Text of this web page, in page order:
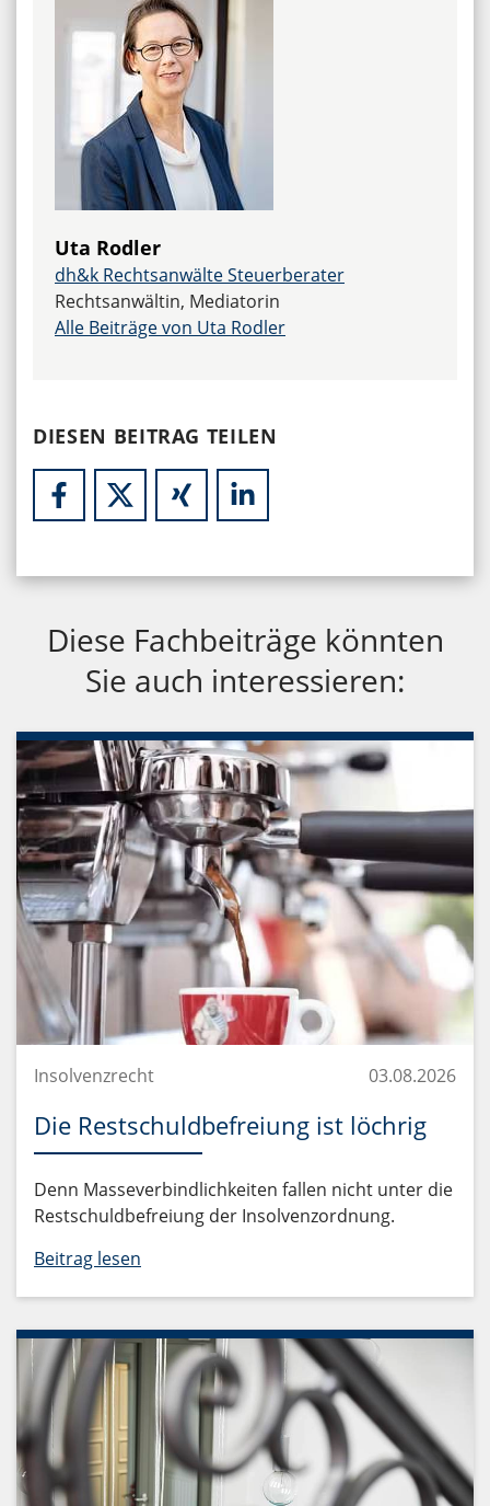
Uta Rodler
dh&k Rechtsanwälte Steuerberater
Rechtsanwältin, Mediatorin
Alle Beiträge von Uta Rodler
DIESEN BEITRAG TEILEN
Diese Fachbeiträge könnten
Sie auch interessieren:
Insolvenzrecht 03.08.2026
Die Restschuldbefreiung ist löchrig
Denn Masseverbindlichkeiten fallen nicht unter die
Restschuldbefreiung der Insolvenzordnung.
Beitrag lesen